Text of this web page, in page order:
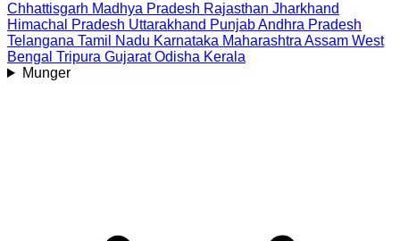
Chhattisgarh Madhya Pradesh Rajasthan Jharkhand
Himachal Pradesh Uttarakhand PunjabAndhra Pradesh
Telangana Tamil Nadu Karnataka Maharashtra Assam West
Bengal Tripura Gujarat Odisha Kerala
Munger